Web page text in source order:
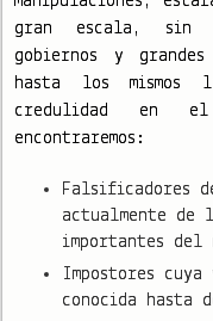
gran escala, sin
gobiernos y
hasta los
credulidad en
encontraremos:
Falsificadores
actualmente de
importantes del
Impostores
conocida hasta